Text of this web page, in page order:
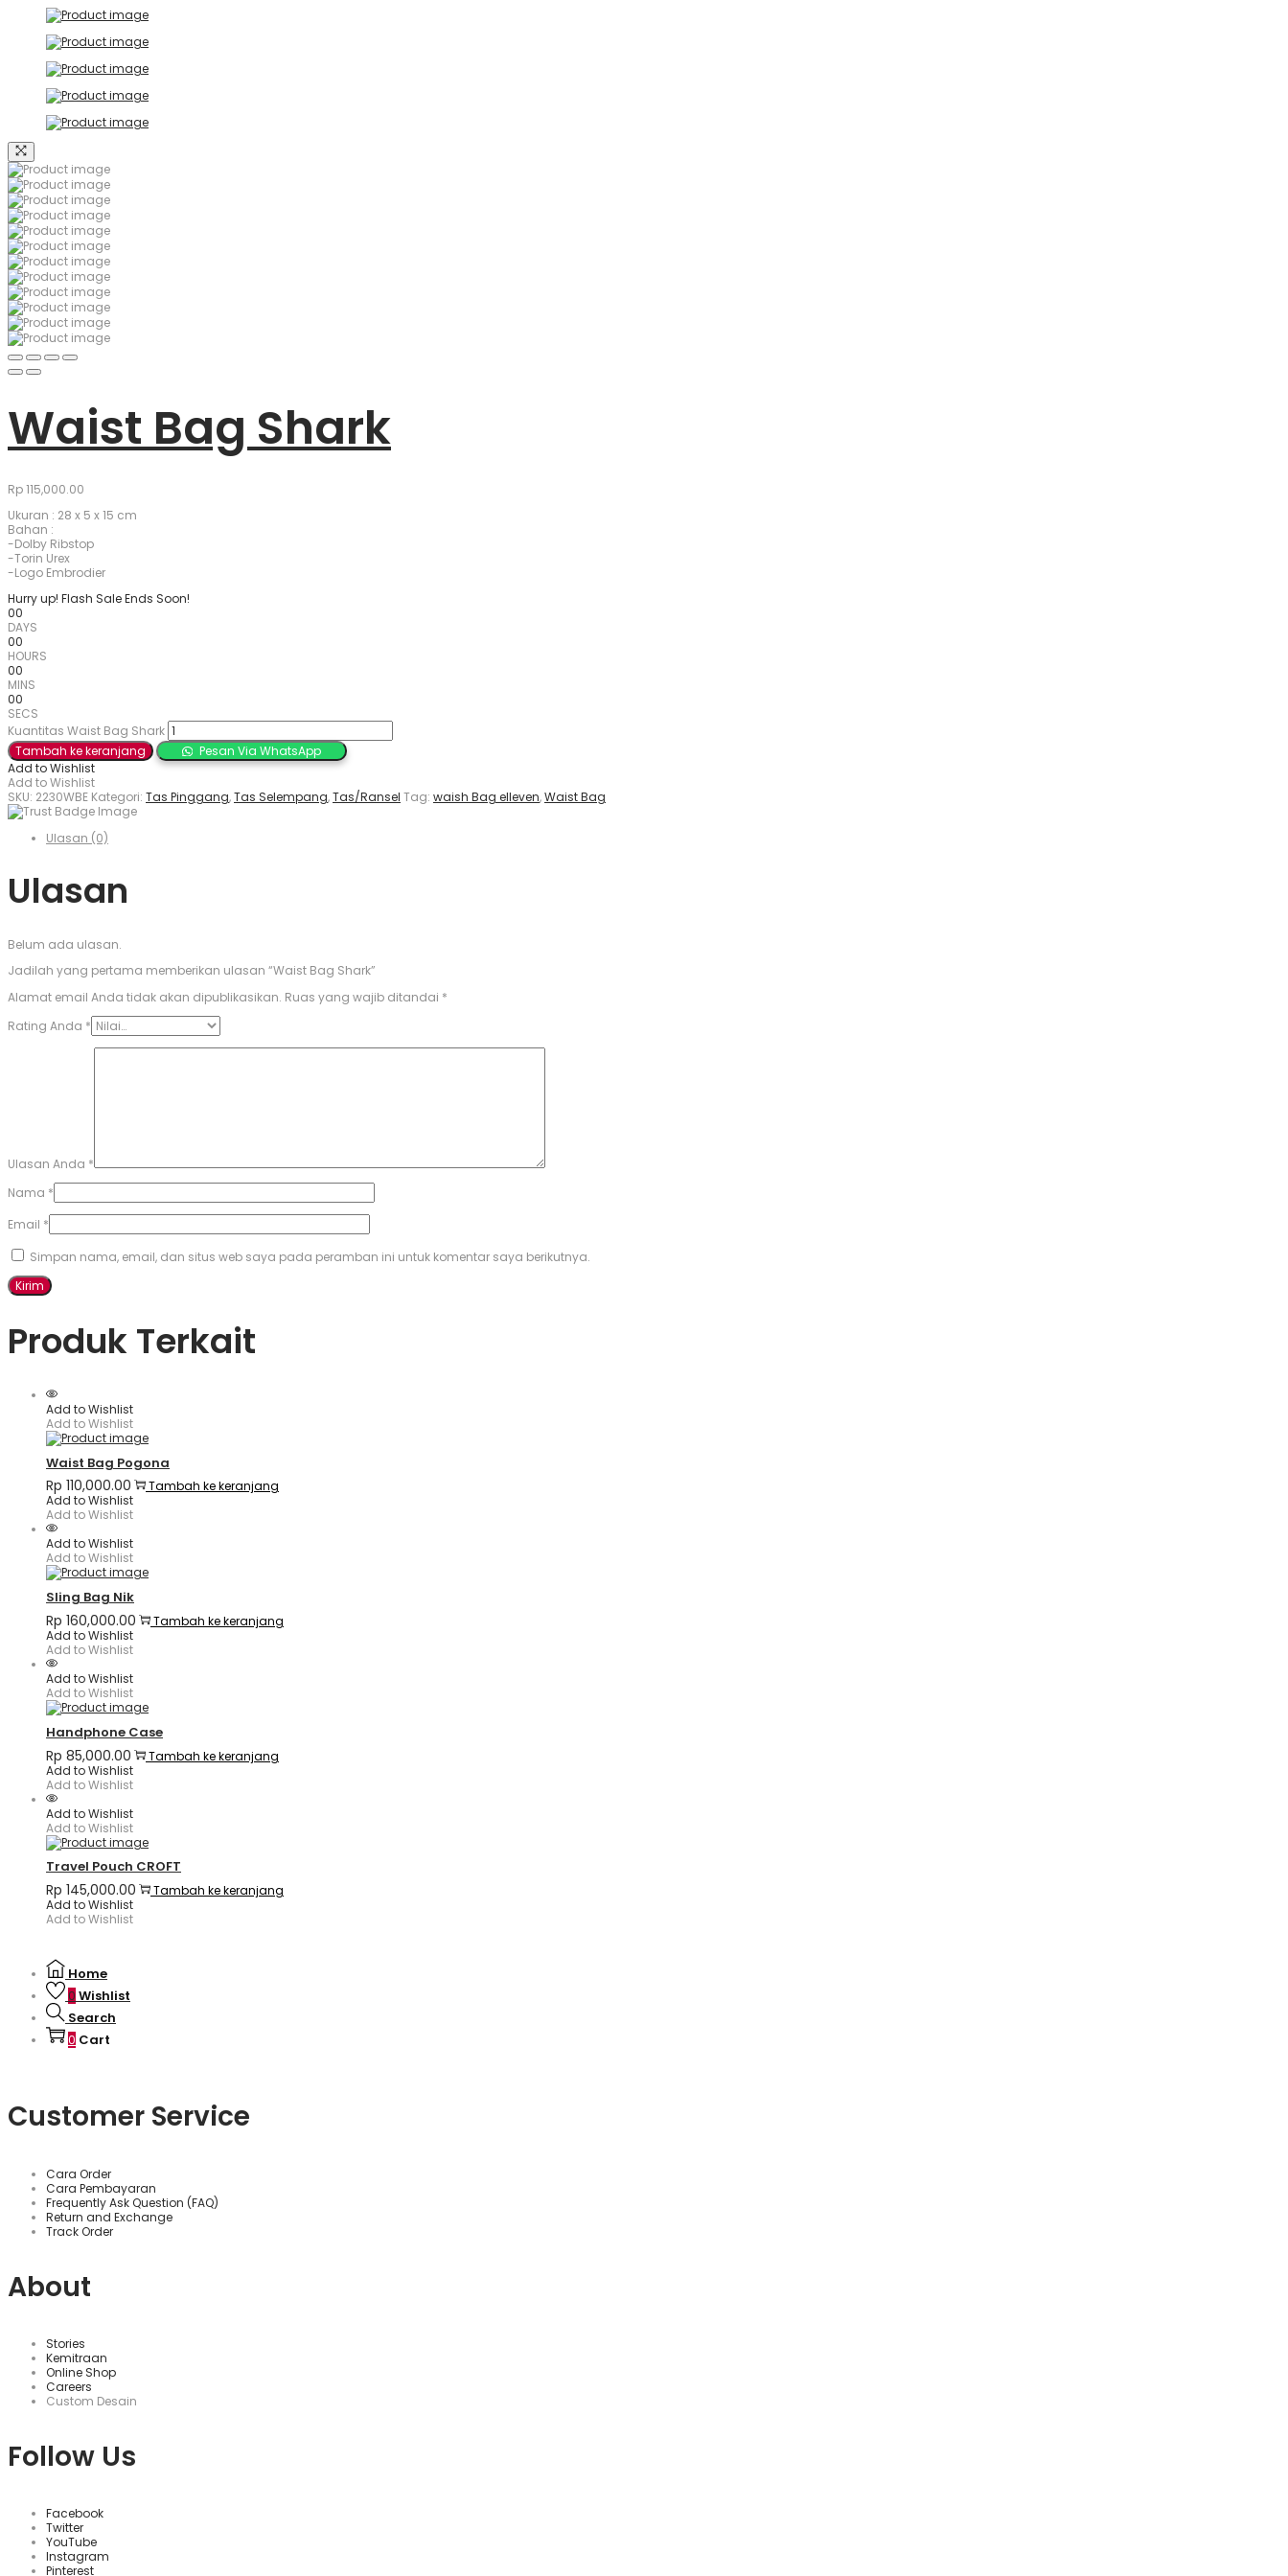
Waist Bag Shark
Rp115,000.00
Ukuran : 28 x 5 x 15 cm
Bahan :
-Dolby Ribstop
-Torin Urex
-Logo Embrodier
Hurry up! Flash Sale Ends Soon!
00
DAYS
00
HOURS
00
MINS
00
SECS
Kuantitas Waist Bag Shark
Tambah ke keranjang
Pesan Via WhatsApp
Add to Wishlist
Add to Wishlist
SKU: 2230WBE Kategori: Tas Pinggang,Tas Selempang,Tas/Ransel Tag: waish Bag elleven,Waist Bag
Ulasan (0)
Ulasan
Belum ada ulasan.
Jadilah yang pertama memberikan ulasan “Waist Bag Shark”
Alamat email Anda tidak akan dipublikasikan. Ruas yang wajib ditandai *
Rating Anda *
Ulasan Anda *
Nama *
Email *
Simpan nama, email, dan situs web saya pada peramban ini untuk komentar saya berikutnya.
Produk Terkait
Add to Wishlist
Add to Wishlist
Waist Bag Pogona
Rp 110,000.00
Tambah ke keranjang
Add to Wishlist
Add to Wishlist
Add to Wishlist
Add to Wishlist
Sling Bag Nik
Rp 160,000.00
Tambah ke keranjang
Add to Wishlist
Add to Wishlist
Add to Wishlist
Add to Wishlist
Handphone Case
Rp 85,000.00
Tambah ke keranjang
Add to Wishlist
Add to Wishlist
Add to Wishlist
Add to Wishlist
Travel Pouch CROFT
Rp 145,000.00
Tambah ke keranjang
Add to Wishlist
Add to Wishlist
Home
0 Wishlist
Search
0 Cart
Customer Service
Cara Order
Cara Pembayaran
Frequently Ask Question (FAQ)
Return and Exchange
Track Order
About
Stories
Kemitraan
Online Shop
Careers
Custom Desain
Follow Us
Facebook
Twitter
YouTube
Instagram
Pinterest